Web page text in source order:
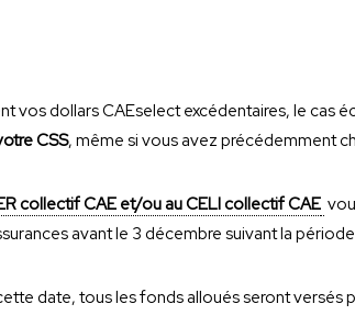
vos dollars CAEselect excédentaires, le cas
CSS, même si vous avez précédemment
collectif CAE et/ou au CELI collectif CAE
date, tous les fonds alloués seront versés